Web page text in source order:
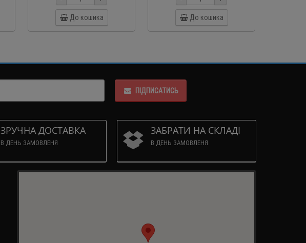
До кошика До кошика
ПІДПИСАТИСЬ
ЗРУЧНА ДОСТАВКА
В ДЕНЬ ЗАМОВЛЕНЯ
ЗАБРАТИ НА СКЛАДІ
В ДЕНЬ ЗАМОВЛЕНЯ